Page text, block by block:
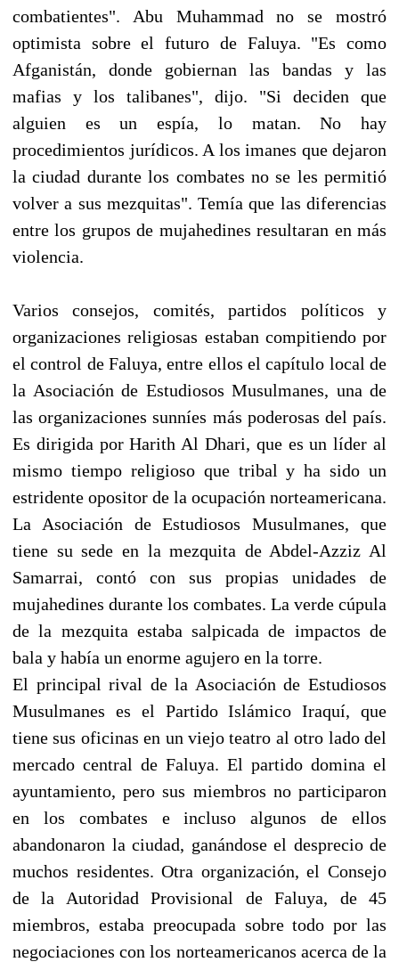
combatientes". Abu Muhammad no se mostró
optimista sobre el futuro de Faluya. "Es como
Afganistán, donde gobiernan las bandas y las
mafias y los talibanes", dijo. "Si deciden que
alguien es un espía, lo matan. No hay
procedimientos jurídicos. A los imanes que dejaron
la ciudad durante los combates no se les permitió
volver a sus mezquitas". Temía que las diferencias
entre los grupos de mujahedines resultaran en más
violencia.
Varios consejos, comités, partidos políticos y
organizaciones religiosas estaban compitiendo por
el control de Faluya, entre ellos el capítulo local de
la Asociación de Estudiosos Musulmanes, una de
las organizaciones sunníes más poderosas del país.
Es dirigida por Harith Al Dhari, que es un líder al
mismo tiempo religioso que tribal y ha sido un
estridente opositor de la ocupación norteamericana.
La Asociación de Estudiosos Musulmanes, que
tiene su sede en la mezquita de Abdel-Azziz Al
Samarrai, contó con sus propias unidades de
mujahedines durante los combates. La verde cúpula
de la mezquita estaba salpicada de impactos de
bala y había un enorme agujero en la torre.
El principal rival de la Asociación de Estudiosos
Musulmanes es el Partido Islámico Iraquí, que
tiene sus oficinas en un viejo teatro al otro lado del
mercado central de Faluya. El partido domina el
ayuntamiento, pero sus miembros no participaron
en los combates e incluso algunos de ellos
abandonaron la ciudad, ganándose el desprecio de
muchos residentes. Otra organización, el Consejo
de la Autoridad Provisional de Faluya, de 45
miembros, estaba preocupada sobre todo por las
negociaciones con los norteamericanos acerca de la